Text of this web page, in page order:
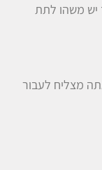
יש משהו לתת
מצליח לעבור